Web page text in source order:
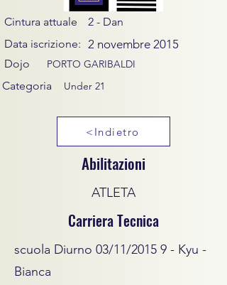
Cintura attuale
2 - Dan
Data iscrizione: 2 novembre 2015
Dojo PORTO GARIBALDI
Categoria Under 21
<Indietro
Abilitazioni
ATLETA
Carriera Tecnica
scuola Diurno 03/11/2015 9 - Kyu -
Bianca